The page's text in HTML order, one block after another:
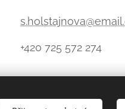
+420 725 572 274